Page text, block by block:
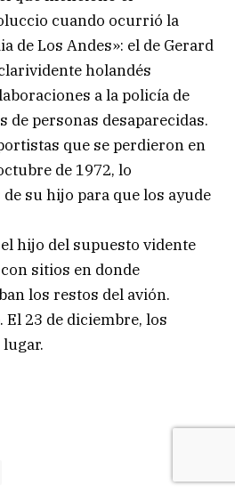
cuando ocurrió la
de Los Andes»: el de Gerard
holandés
a la policía de
de personas desaparecidas.
que se perdieron en
de 1972, lo
su hijo para que los ayude
hijo del supuesto vidente
sitios en donde
los restos del avión.
23 de diciembre, los